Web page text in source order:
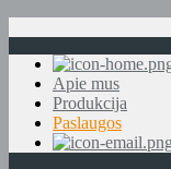
Apie mus
Produkcija
Paslaugos